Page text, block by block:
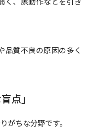
品質不良の原因の多く
点」
がちな分野です。